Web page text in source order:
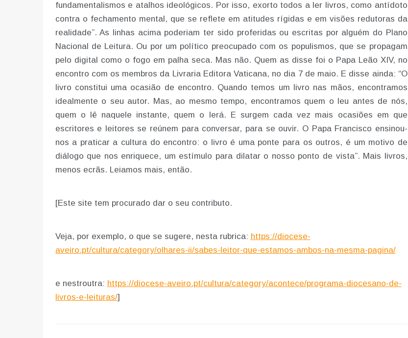
fundamentalismos e atalhos ideológicos. Por isso, exorto todos a ler livros, como antídoto
contra o fechamento mental, que se reflete em atitudes rígidas e em visões redutoras da
realidade”. As linhas acima poderiam ter sido proferidas ou escritas por alguém do Plano
Nacional de Leitura. Ou por um político preocupado com os populismos, que se propagam
pelo digital como o fogo em palha seca. Mas não. Quem as disse foi o Papa Leão XIV, no
encontro com os membros da Livraria Editora Vaticana, no dia 7 de maio. E disse ainda: “O
livro constitui uma ocasião de encontro. Quando temos um livro nas mãos, encontramos
idealmente o seu autor. Mas, ao mesmo tempo, encontramos quem o leu antes de nós,
quem o lê naquele instante, quem o lerá. E surgem cada vez mais ocasiões em que
escritores e leitores se reúnem para conversar, para se ouvir. O Papa Francisco ensinou-
nos a praticar a cultura do encontro: o livro é uma ponte para os outros, é um motivo de
diálogo que nos enriquece, um estímulo para dilatar o nosso ponto de vista”. Mais livros,
menos ecrãs. Leiamos mais, então.
[Este site tem procurado dar o seu contributo.
Veja, por exemplo, o que se sugere, nesta rubrica: https://diocese-
aveiro.pt/cultura/category/olhares-ii/sabes-leitor-que-estamos-ambos-na-mesma-pagina/
e nestroutra: https://diocese-aveiro.pt/cultura/category/acontece/programa-diocesano-de-
livros-e-leituras/]